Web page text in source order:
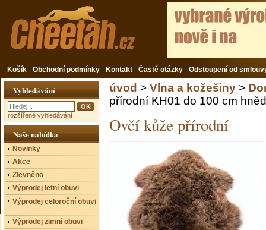
Košík Obchodní podmínky Kontakt Časté otázky Odstoupení od
úvod > Vlna a kožešiny >
přírodní KH01 do 100 cm
Ovčí kůže přírodní
Vyhledávání
rozšířené vyhledávání
Naše nabídka
Novinky
Akce
Zlevněno
Výprodej letní obuvi
Výprodej celoroční obuvi
Výprodej zimní obuvi